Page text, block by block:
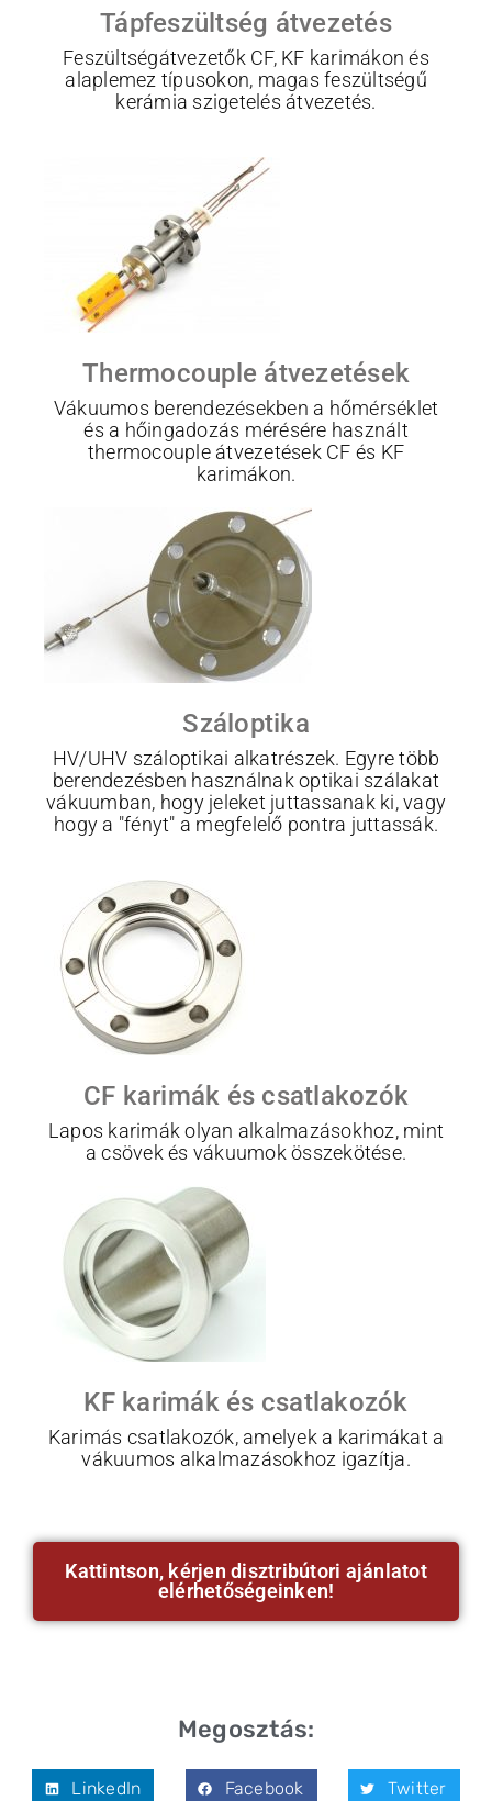
Tápfeszültség átvezetés
Feszültségátvezetők CF, KF karimákon és
alaplemez típusokon, magas feszültségű
kerámia szigetelés átvezetés.
Thermocouple átvezetések
Vákuumos berendezésekben a hőmérséklet
és a hőingadozás mérésére használt
thermocouple átvezetések CF és KF
karimákon.
Száloptika
HV/UHV száloptikai alkatrészek. Egyre több
berendezésben használnak optikai szálakat
vákuumban, hogy jeleket juttassanak ki, vagy
hogy a "fényt" a megfelelő pontra juttassák.
CF karimák és csatlakozók
Lapos karimák olyan alkalmazásokhoz, mint
a csövek és vákuumok összekötése.
KF karimák és csatlakozók
Karimás csatlakozók, amelyek a karimákat a
vákuumos alkalmazásokhoz igazítja.
Kattintson, kérjen disztribútori ajánlatot
elérhetőségeinken!
Megosztás:
LinkedIn Facebook Twitter